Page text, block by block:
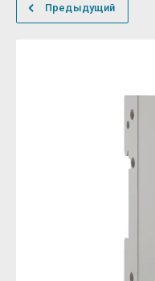
Предыдущий